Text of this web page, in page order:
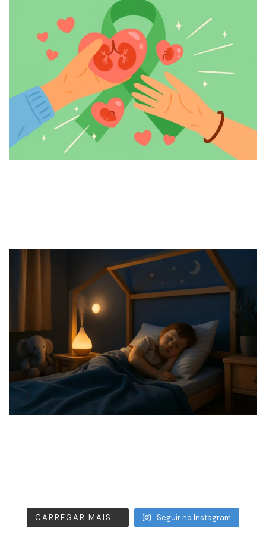
CARREGAR MAIS... Seguir no Instagram